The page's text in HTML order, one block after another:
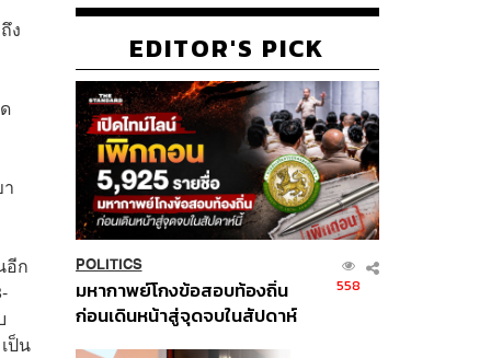
ง
อีก
ป็น
EDITOR'S PICK
POLITICS
มหากาพย์โกงข้อสอบท้องถิ่น
ก่อนเดินหน้าสู่จุดจบในสัปดาห์
558